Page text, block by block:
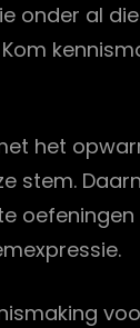
onder al
het
stem.